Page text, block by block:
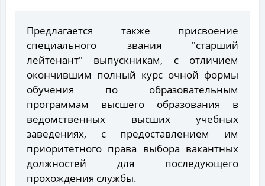
Предлагается также присвоение
специального звания "старший
лейтенант" выпускникам, с отличием
окончившим полный курс очной формы
обучения по образовательным
программам высшего образования в
ведомственных высших учебных
заведениях, с предоставлением им
приоритетного права выбора вакантных
должностей для последующего
прохождения службы.